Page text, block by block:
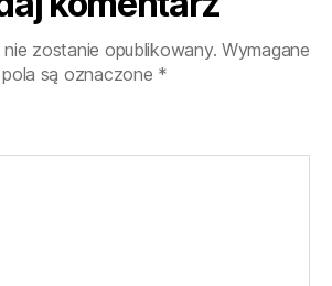
zostanie opublikowany. Wymagane
pola są oznaczone *